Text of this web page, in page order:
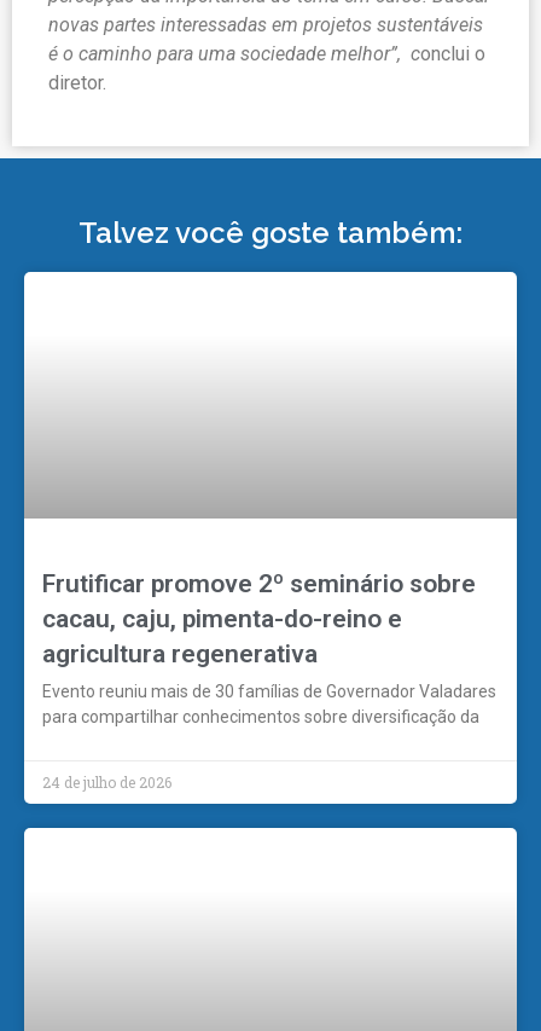
novas partes interessadas em projetos sustentáveis
é o caminho para uma sociedade melhor”, conclui o
diretor.
Talvez você goste também:
Frutificar promove 2º seminário sobre
cacau, caju, pimenta-do-reino e
agricultura regenerativa
Evento reuniu mais de 30 famílias de Governador Valadares
para compartilhar conhecimentos sobre diversificação da
24 de julho de 2026